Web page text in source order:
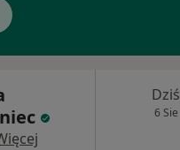
Dziś
6 Sie